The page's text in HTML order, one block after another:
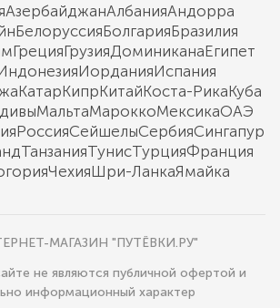
АзербайджанАлбанияАндорра
БелоруссияБолгарияБразилия
ГрецияГрузияДоминиканаЕгипет
ИорданияИспания
КатарКипрКитайКоста-РикаКуба
МальтаМароккоМексикаОАЭ
РоссияСейшелыСербияСингапур
ТанзанияТунисТурцияФранция
ЧехияШри-ЛанкаЯмайка
МАГАЗИН "ПУТЁВКИ.РУ"
не являются публичной офертой и
информационный характер